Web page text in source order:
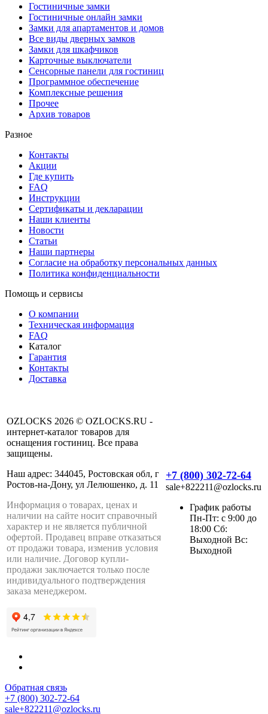
Гостиничные замки
Гостиничные онлайн замки
Замки для апартаментов и домов
Все виды дверных замков
Замки для шкафчиков
Карточные выключатели
Сенсорные панели для гостиниц
Программное обеспечение
Комплексные решения
Прочее
Архив товаров
Разное
Контакты
Акции
Где купить
FAQ
Инструкции
Сертификаты и декларации
Наши клиенты
Новости
Статьи
Наши партнеры
Согласие на обработку персональных данных
Политика конфиденциальности
Помощь и сервисы
О компании
Техническая информация
FAQ
Каталог
Гарантия
Контакты
Доставка
OZLOCKS 2026 © OZLOCKS.RU -
интернет-каталог товаров для
оснащения гостиниц. Все права
защищены.
Наш адрес: 344045, Ростовская обл, г
Ростов-на-Дону, ул Лелюшенко, д. 11
Информация о товарах, ценах и
наличии на сайте носит справочный
характер и не является публичной
офертой. Продавец вправе отказаться
от продажи товара, изменив условия
или наличие. Договор купли-
продажи заключается только после
индивидуального подтверждения
заказа менеджером.
+7 (800) 302-72-64
sale+822211@ozlocks.ru
График работы
Пн-Пт: с 9:00 до
18:00 Сб:
Выходной Вс:
Выходной
Обратная связь
+7 (800) 302-72-64
sale+822211@ozlocks.ru